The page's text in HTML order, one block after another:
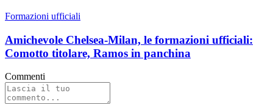
Formazioni ufficiali
Amichevole Chelsea-Milan, le formazioni ufficiali:
Comotto titolare, Ramos in panchina
Commenti